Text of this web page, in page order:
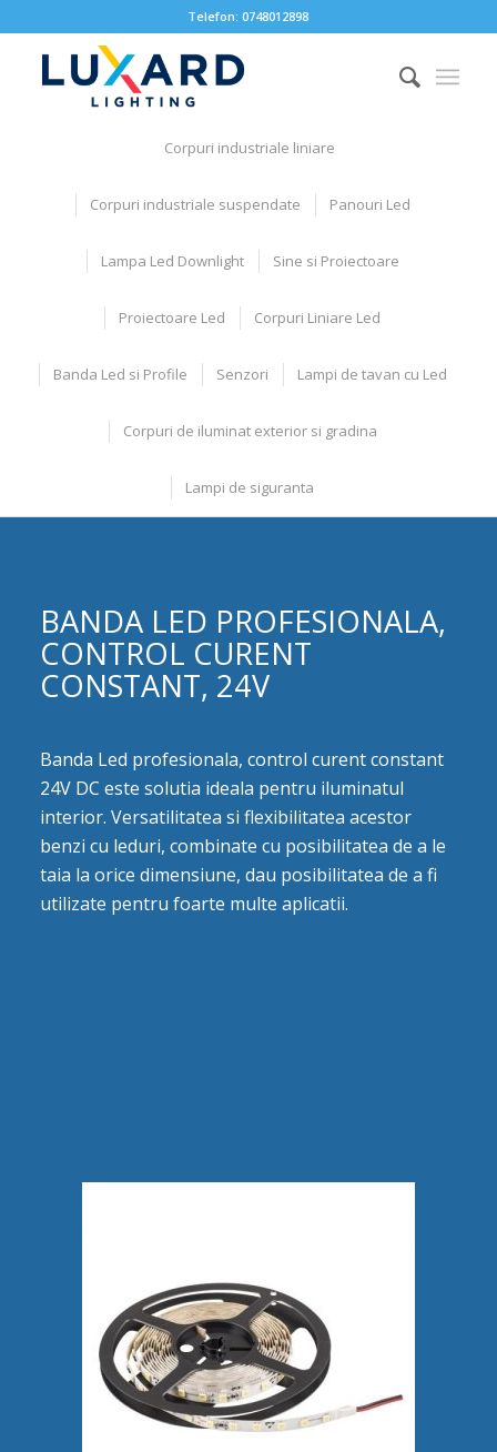
Telefon:0748012898
Corpuri industriale liniare
Corpuri industriale suspendate Panouri Led
Lampa Led Downlight Sine si Proiectoare
Proiectoare Led Corpuri Liniare Led
Banda Led si Profile Senzori Lampi de tavan cu Led
Corpuri de iluminat exterior si gradina
Lampi de siguranta
BANDA LED PROFESIONALA,
CONTROL CURENT
CONSTANT, 24V
Banda Led profesionala, control curent constant
24V DC este solutia ideala pentru iluminatul
interior. Versatilitatea si flexibilitatea acestor
benzi cu leduri, combinate cu posibilitatea de a le
taia la orice dimensiune, dau posibilitatea de a fi
utilizate pentru foarte multe aplicatii.